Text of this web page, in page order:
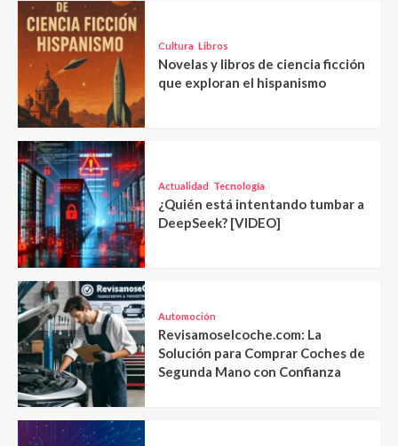
Cultura Libros
Novelas y libros de ciencia ficción
que exploran el hispanismo
Actualidad Tecnología
¿Quién está intentando tumbar a
DeepSeek? [VIDEO]
Automoción
Revisamoselcoche.com: La
Solución para Comprar Coches de
Segunda Mano con Confianza